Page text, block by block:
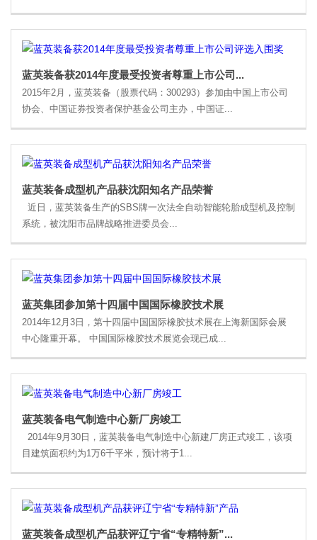
蓝英装备获2014年度最受投资者尊重上市公司...
2015年2月，蓝英装备（股票代码：300293）参加由中国上市公司
协会、中国证券投资者保护基金公司主办，中国证...
蓝英装备成型机产品获沈阳知名产品荣誉
近日，蓝英装备生产的SBS牌一次法全自动智能轮胎成型机及控制
系统，被沈阳市品牌战略推进委员会...
蓝英集团参加第十四届中国国际橡胶技术展
2014年12月3日，第十四届中国国际橡胶技术展在上海新国际会展
中心隆重开幕。 中国国际橡胶技术展览会现已成...
蓝英装备电气制造中心新厂房竣工
2014年9月30日，蓝英装备电气制造中心新建厂房正式竣工，该项
目建筑面积约为1万6千平米，预计将于1...
蓝英装备成型机产品获评辽宁省“专精特新”...